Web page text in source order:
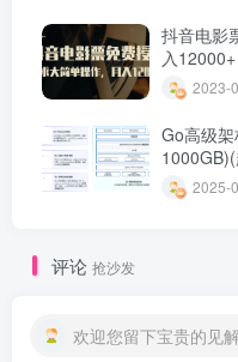
抖音电影
入
2023-
Go高级架
哦)
2025-
评论 抢沙发
欢迎您留下宝贵的见解